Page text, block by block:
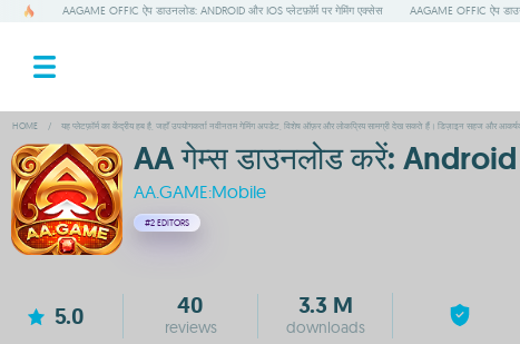
AAGAME OFFIC ऐप डाउनलोड: ANDROID और IOS प्लेटफ़ॉर्म पर गेमिंग एक्सेस AAGAME OFFIC ऐप
HOME / यह प्लेटफ़ॉर्म का केंद्रीय हब है, जहाँ उपयोगकर्ता नवीनतम गेमिंग अपडेट, विशेष ऑफ़र और लोकप्रिय सामग्री देख सकते हैं। डिज़ाइन सहज और
AA गेम्स डाउनलोड करें:
AA.GAME:Mobile
#2 EDITORS
5.0 40
reviews
3.3 M
downloads